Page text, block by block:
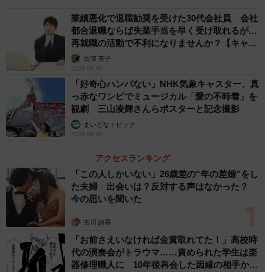
3/5
業績悪化で退職勧奨を受けた30代会社員 会社
都合退職ならば失業手当を早く受け取れるが…
再就職の活動で不利になりませんか？【キャリ
アカウンセラーが解説】
長澤 芳子
2026.08.09
「好奇心ハンパない」NHK気象キャスター、真
っ赤なワンピでミュージカル「愛の不時着」を
観劇 三山凌輝さんらポスターと記念撮影
まいどなトピック
2026.08.09
アクセスランキング
「この人しかいない」26歳差の“年の差婚”をし
た夫婦 出会いは？反対する声はなかった？
今の思いを聞いた
古川 諭香
「お前さえいなければ金賞取れてた！」高校時
代の演奏会がトラウマ……責められた学生は楽
器修理職人に 10年後再会した因縁の相手から